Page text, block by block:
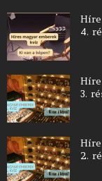
4.
3.
2.